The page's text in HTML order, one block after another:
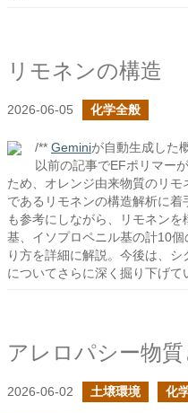
リモネンの構造
2026-06-05 化学全般
/** Geminiが自動生成した
以前の記事でEFポリマー
ため、オレンジ由来物質のリ
であるリモネンの構造解析に
も参考にしながら、リモネン
基、イソプロペニル基の計10
り方を詳細に解説。今後は、
についてさらに深く掘り下げて
2026-06-02 土壌環境 化